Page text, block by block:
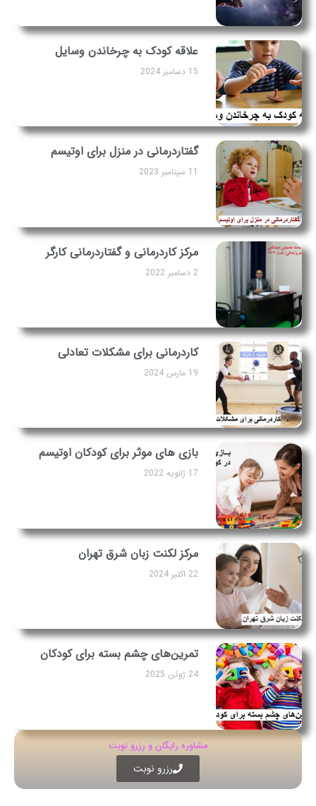
علاقه کودک به چرخاندن وسایل
15 دسامبر 2024
گفتاردرمانی در منزل برای اوتیسم
11 سپتامبر 2023
مرکز کاردرمانی و گفتاردرمانی کارگر
2 دسامبر 2022
کاردرمانی برای مشکلات تعادلی
19 مارس 2024
بازی های موثر برای کودکان اوتیسم
17 ژانویه 2022
مرکز لکنت زبان شرق تهران
22 اکتبر 2024
تمرین‌های چشم‌ بسته برای کودکان
24 ژوئن 2025
مشاوره رایگان و رزرو نوبت
رزرو نوبت